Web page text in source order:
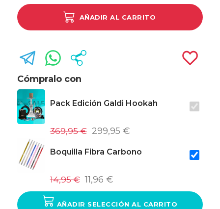
AÑADIR AL CARRITO
Cómpralo con
Pack Edición Galdi Hookah
369,95 € 299,95 €
Boquilla Fibra Carbono
14,95 € 11,96 €
AÑADIR SELECCIÓN AL CARRITO